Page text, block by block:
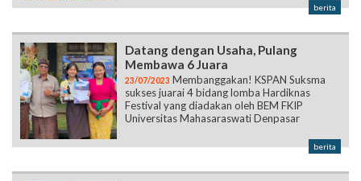
berita
Datang dengan Usaha, Pulang
Membawa 6 Juara
23/07/2023 Membanggakan! KSPAN Suksma
sukses juarai 4 bidang lomba Hardiknas
Festival yang diadakan oleh BEM FKIP
Universitas Mahasaraswati Denpasar
berita